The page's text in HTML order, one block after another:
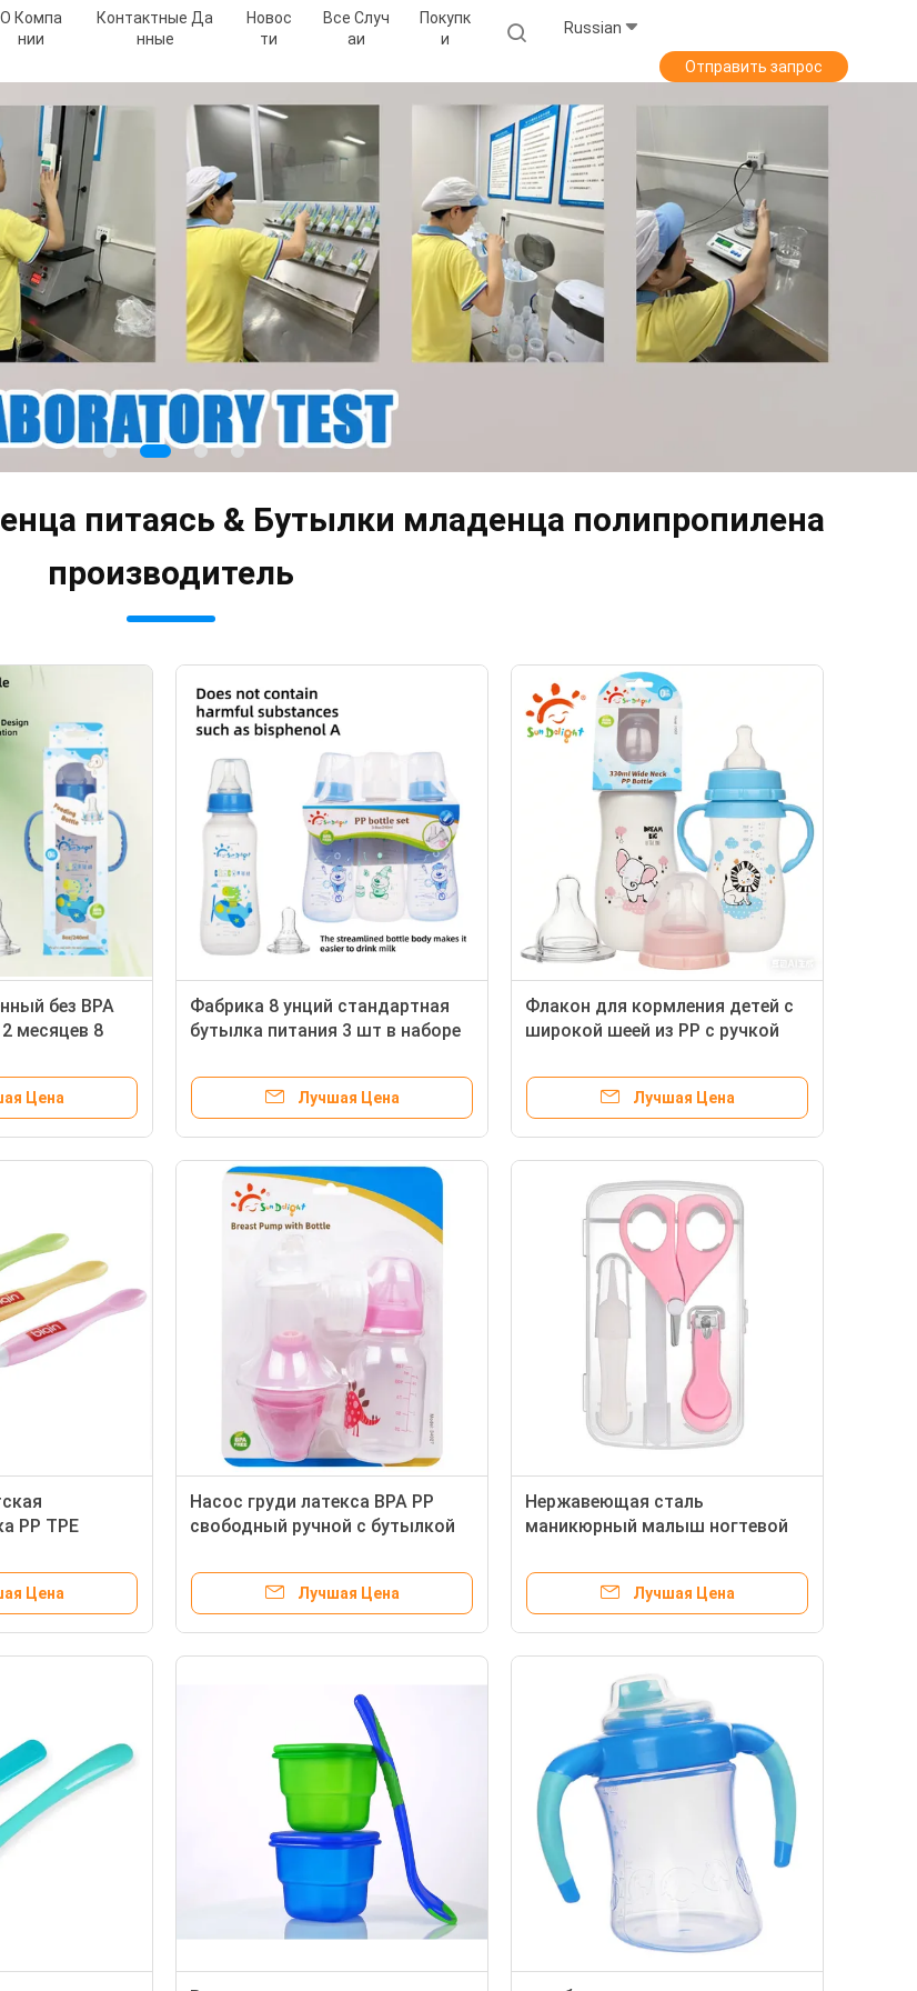
О Компа
Нии
Контактные Да
Нные
Новос
Ти
Все Случ
Аи
Покупк
И
Russian
Отправить запрос
питаясь & Бутылки младенца полипропилена
производитель
без BPA
месяцев 8
Цена
Фабрика 8 унций стандартная
бутылка питания 3 шт в наборе
колические бутылки молока
Лучшая Цена
Флакон для кормления детей с
широкой шеей из PP с ручкой
Лучшая Цена
PP TPE
логотип
Цена
Насос груди латекса BPA PP
свободный ручной с бутылкой
Лучшая Цена
Нержавеющая сталь
маникюрный малыш ногтевой
Лучшая Цена
Пинк голубое зеленое EN71 6 месяцев чашка Sippy 6 девушек унции